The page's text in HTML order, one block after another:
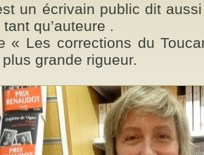
un écrivain public dit
qu’auteure .
« Les corrections du
grande rigueur.